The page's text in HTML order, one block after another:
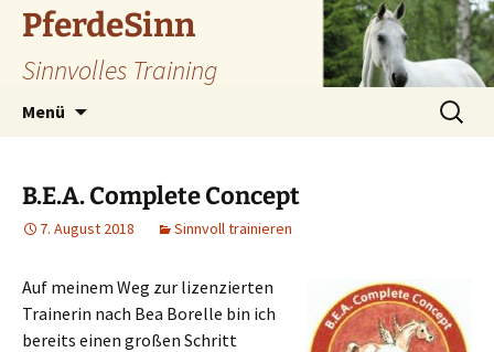
Zum
Inhalt
springen
PferdeSinn
Sinnvolles Training
Menü
Suchen
nach:
B.E.A. Complete Concept
7. August 2018 Sinnvoll trainieren
Auf meinem Weg zur lizenzierten
Trainerin nach Bea Borelle bin ich
bereits einen großen Schritt